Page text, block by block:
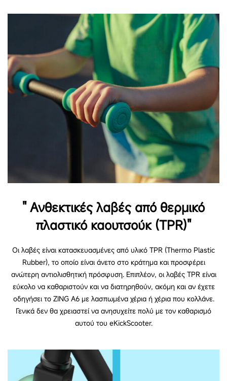
" Ανθεκτικές λαβές από θερμικό
πλαστικό καουτσούκ (TPR)"
Οι λαβές είναι κατασκευασμένες από υλικό TPR (Thermo Plastic
Rubber), το οποίο είναι άνετο στο κράτημα και προσφέρει
ανώτερη αντιολισθητική πρόσφυση. Επιπλέον, οι λαβές TPR είναι
εύκολο να καθαριστούν και να διατηρηθούν, ακόμη και αν έχετε
οδηγήσει το ZING A6 με λασπωμένα χέρια ή χέρια που κολλάνε.
Γενικά δεν θα χρειαστεί να ανησυχείτε πολύ με τον καθαρισμό
αυτού του eKickScooter.